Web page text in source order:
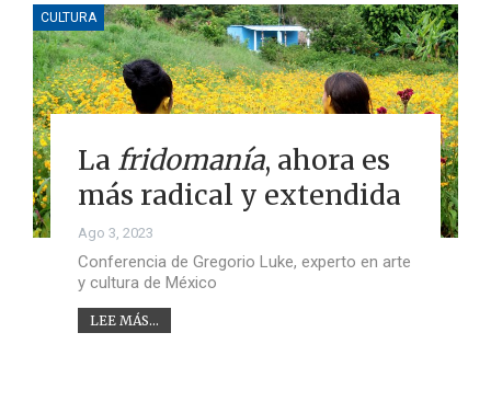
CULTURA
La fridomanía, ahora es
más radical y extendida
Ago 3, 2023
Conferencia de Gregorio Luke, experto en arte
y cultura de México
LEE MÁS...